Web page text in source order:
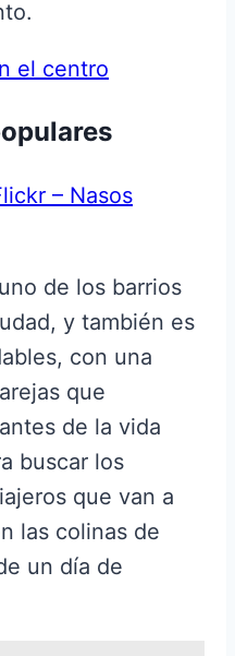
el centro
– Nasos
de los barrios
y también es
con una
que
de la vida
buscar los
que van a
las colinas de
un día de